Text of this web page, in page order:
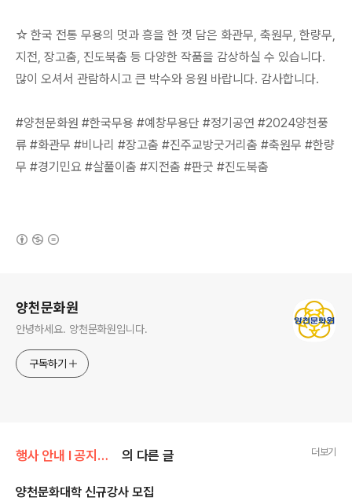
☆ 한국 전통 무용의 멋과 흥을 한 껏 담은 화관무, 축원무, 한량무,
지전, 장고춤, 진도북춤 등 다양한 작품을 감상하실 수 있습니다.
많이 오셔서 관람하시고 큰 박수와 응원 바랍니다. 감사합니다.
#양천문화원 #한국무용 #예창무용단 #정기공연 #2024양천풍
류 #화관무 #비나리 #장고춤 #진주교방굿거리춤 #축원무 #한량
무 #경기민요 #살풀이춤 #지전춤 #판굿 #진도북춤
양천문화원
안녕하세요. 양천문화원입니다.
구독하기
행사 안내 Ι 공지사항/공지사항 의 다른 글 더보기
양천문화대학 신규강사 모집